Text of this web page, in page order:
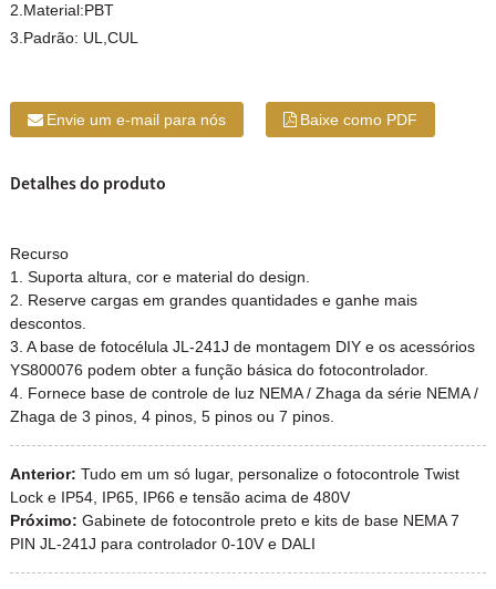
2.Material:PBT
3.Padrão: UL,CUL
Envie um e-mail para nós Baixe como PDF
Detalhes do produto
Recurso
1. Suporta altura, cor e material do design.
2. Reserve cargas em grandes quantidades e ganhe mais
descontos.
3. A base de fotocélula JL-241J de montagem DIY e os acessórios
YS800076 podem obter a função básica do fotocontrolador.
4. Fornece base de controle de luz NEMA / Zhaga da série NEMA /
Zhaga de 3 pinos, 4 pinos, 5 pinos ou 7 pinos.
Anterior: Tudo em um só lugar, personalize o fotocontrole Twist
Lock e IP54, IP65, IP66 e tensão acima de 480V
Próximo: Gabinete de fotocontrole preto e kits de base NEMA 7
PIN JL-241J para controlador 0-10V e DALI